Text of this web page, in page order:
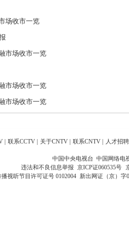
场收市一览
市场收市一览
市场收市一览
市场收市一览
| 联系CCTV | 关于CNTV | 联系CNTV | 人才招聘
中国中央电视台 中国网络电
违法和不良信息举报 京ICP证060535号
播视听节目许可证号 0102004 新出网证（京）